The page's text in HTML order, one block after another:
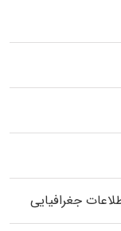
جغرافیایی